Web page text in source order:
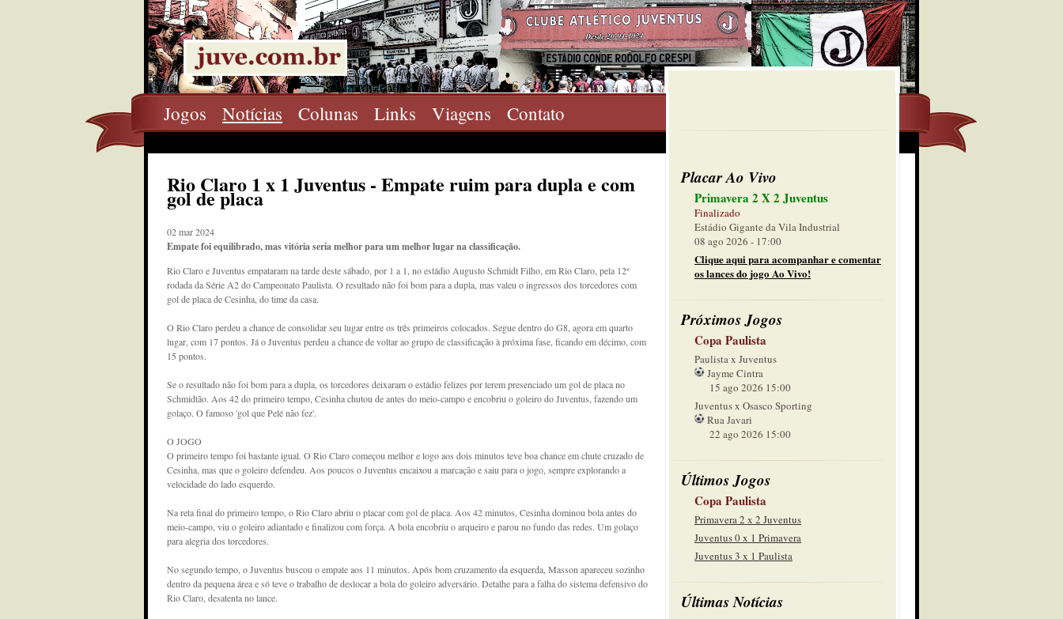
Jogos Notícias Colunas Links Viagens Contato
Placar Ao Vivo
Primavera 2 X 2 Juventus
Finalizado
Estádio Gigante da Vila Industrial
08 ago 2026 - 17:00
Clique aqui para acompanhar e comentar
os lances do jogo Ao Vivo!
Próximos Jogos
Copa Paulista
Paulista x Juventus
Jayme Cintra
15 ago 2026 15:00
Juventus x Osasco Sporting
Rua Javari
22 ago 2026 15:00
Últimos Jogos
Copa Paulista
Primavera 2 x 2 Juventus
Juventus 0 x 1 Primavera
Juventus 3 x 1 Paulista
Últimas Notícias
Rio Claro 1 x 1 Juventus - Empate ruim para dupla e com
gol de placa
02 mar 2024
Empate foi equilibrado, mas vitória seria melhor para um melhor lugar na classificação.
Rio Claro e Juventus empataram na tarde deste sábado, por 1 a 1, no estádio Augusto Schmidt Filho, em Rio Claro, pela 12ª
rodada da Série A2 do Campeonato Paulista. O resultado não foi bom para a dupla, mas valeu o ingressos dos torcedores com
gol de placa de Cesinha, do time da casa.
O Rio Claro perdeu a chance de consolidar seu lugar entre os três primeiros colocados. Segue dentro do G8, agora em quarto
lugar, com 17 pontos. Já o Juventus perdeu a chance de voltar ao grupo de classificação à próxima fase, ficando em décimo, com
15 pontos.
Se o resultado não foi bom para a dupla, os torcedores deixaram o estádio felizes por terem presenciado um gol de placa no
Schmidtão. Aos 42 do primeiro tempo, Cesinha chutou de antes do meio-campo e encobriu o goleiro do Juventus, fazendo um
golaço. O famoso 'gol que Pelé não fez'.
O JOGO
O primeiro tempo foi bastante igual. O Rio Claro começou melhor e logo aos dois minutos teve boa chance em chute cruzado de
Cesinha, mas que o goleiro defendeu. Aos poucos o Juventus encaixou a marcação e saiu para o jogo, sempre explorando a
velocidade do lado esquerdo.
Na reta final do primeiro tempo, o Rio Claro abriu o placar com gol de placa. Aos 42 minutos, Cesinha dominou bola antes do
meio-campo, viu o goleiro adiantado e finalizou com força. A bola encobriu o arqueiro e parou no fundo das redes. Um golaço
para alegria dos torcedores.
No segundo tempo, o Juventus buscou o empate aos 11 minutos. Após bom cruzamento da esquerda, Masson apareceu sozinho
dentro da pequena área e só teve o trabalho de deslocar a bola do goleiro adversário. Detalhe para a falha do sistema defensivo do
Rio Claro, desatenta no lance.